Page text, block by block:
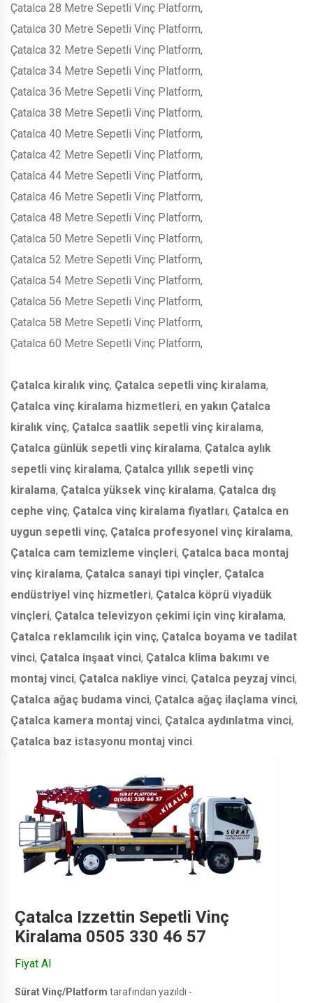
Çatalca 28 Metre Sepetli Vinç Platform,
Çatalca 30 Metre Sepetli Vinç Platform,
Çatalca 32 Metre Sepetli Vinç Platform,
Çatalca 34 Metre Sepetli Vinç Platform,
Çatalca 36 Metre Sepetli Vinç Platform,
Çatalca 38 Metre Sepetli Vinç Platform,
Çatalca 40 Metre Sepetli Vinç Platform,
Çatalca 42 Metre Sepetli Vinç Platform,
Çatalca 44 Metre Sepetli Vinç Platform,
Çatalca 46 Metre Sepetli Vinç Platform,
Çatalca 48 Metre Sepetli Vinç Platform,
Çatalca 50 Metre Sepetli Vinç Platform,
Çatalca 52 Metre Sepetli Vinç Platform,
Çatalca 54 Metre Sepetli Vinç Platform,
Çatalca 56 Metre Sepetli Vinç Platform,
Çatalca 58 Metre Sepetli Vinç Platform,
Çatalca 60 Metre Sepetli Vinç Platform,
Çatalca kiralık vinç, Çatalca sepetli vinç kiralama,
Çatalca vinç kiralama hizmetleri, en yakın Çatalca
kiralık vinç, Çatalca saatlik sepetli vinç kiralama,
Çatalca günlük sepetli vinç kiralama, Çatalca aylık
sepetli vinç kiralama, Çatalca yıllık sepetli vinç
kiralama, Çatalca yüksek vinç kiralama, Çatalca dış
cephe vinç, Çatalca vinç kiralama fiyatları, Çatalca en
uygun sepetli vinç, Çatalca profesyonel vinç kiralama,
Çatalca cam temizleme vinçleri, Çatalca baca montaj
vinç kiralama, Çatalca sanayi tipi vinçler, Çatalca
endüstriyel vinç hizmetleri, Çatalca köprü viyadük
vinçleri, Çatalca televizyon çekimi için vinç kiralama,
Çatalca reklamcılık için vinç, Çatalca boyama ve tadilat
vinci, Çatalca inşaat vinci, Çatalca klima bakımı ve
montaj vinci, Çatalca nakliye vinci, Çatalca peyzaj vinci,
Çatalca ağaç budama vinci, Çatalca ağaç ilaçlama vinci,
Çatalca kamera montaj vinci, Çatalca aydınlatma vinci,
Çatalca baz istasyonu montaj vinci
Çatalca Izzettin Sepetli Vinç
Kiralama 0505 330 46 57
Fiyat Al
Sürat Vinç/Platform tarafından yazıldı -